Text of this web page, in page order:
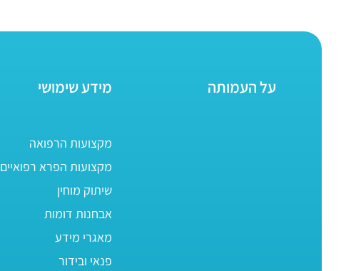
על העמותה מידע שימושי
מקצועות הרפואה
מקצועות הפרא רפואיים
שיתוק מוחין
אבחנות דומות
מאגרי מידע
פנאי ובידור